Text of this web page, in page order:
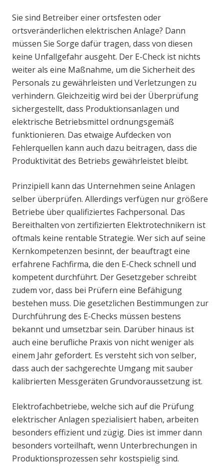
Sie sind Betreiber einer ortsfesten oder
ortsveränderlichen elektrischen Anlage? Dann
müssen Sie Sorge dafür tragen, dass von diesen
keine Unfallgefahr ausgeht. Der E-Check ist nichts
weiter als eine Maßnahme, um die Sicherheit des
Personals zu gewährleisten und Verletzungen zu
verhindern. Gleichzeitig wird bei der Überprüfung
sichergestellt, dass Produktionsanlagen und
elektrische Betriebsmittel ordnungsgemäß
funktionieren. Das etwaige Aufdecken von
Fehlerquellen kann auch dazu beitragen, dass die
Produktivität des Betriebs gewährleistet bleibt.
Prinzipiell kann das Unternehmen seine Anlagen
selber überprüfen. Allerdings verfügen nur größere
Betriebe über qualifiziertes Fachpersonal. Das
Bereithalten von zertifizierten Elektrotechnikern ist
oftmals keine rentable Strategie. Wer sich auf seine
Kernkompetenzen besinnt, der beauftragt eine
erfahrene Fachfirma, die den E-Check schnell und
kompetent durchführt. Der Gesetzgeber schreibt
zudem vor, dass bei Prüfern eine Befähigung
bestehen muss. Die gesetzlichen Bestimmungen zur
Durchführung des E-Checks müssen bestens
bekannt und umsetzbar sein. Darüber hinaus ist
auch eine berufliche Praxis von nicht weniger als
einem Jahr gefordert. Es versteht sich von selber,
dass auch der sachgerechte Umgang mit sauber
kalibrierten Messgeräten Grundvoraussetzung ist.
Elektrofachbetriebe, welche sich auf die Prüfung
elektrischer Anlagen spezialisiert haben, arbeiten
besonders effizient und zügig. Dies ist immer dann
besonders vorteilhaft, wenn Unterbrechungen in
Produktionsprozessen sehr kostspielig sind.